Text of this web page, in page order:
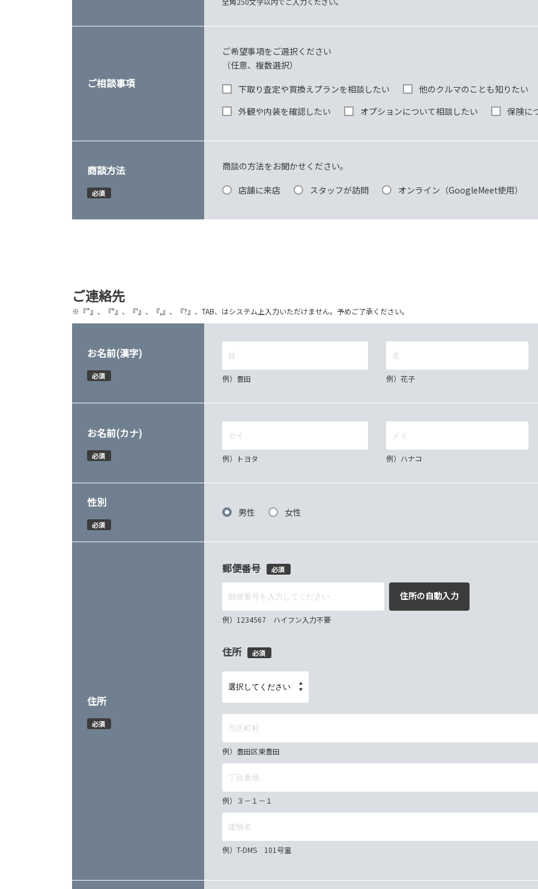
ご相談事項
ご希望事項をご選択ください
（任意、複数選択）
下取り査定や買換えプランを相談したい
他のクルマのことも知りたい
外観や内装を確認したい
オプションについて相談したい 保険に
商談方法
必須
商談の方法をお聞かせください。
店舗に来店
スタッフが訪問 オンライン（GoogleMeet使用）
ご連絡先
※『”』、『"』、『'』、『,』、『?』、TAB、はシステム上入力いただけません。予めご了承ください。
お名前(漢字)
必須 例）豊田 例）花子
お名前(カナ)
必須 例）トヨタ 例）ハナコ
性別
必須
男性 女性
住所
必須
郵便番号 必須
住所の自動入力
例）1234567 ハイフン入力不要
住所 必須
例）豊田区東豊田
例）３－１－１
例）T-DMS 101号室